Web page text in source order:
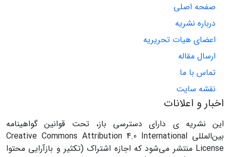
صفحه اصلی
درباره نشریه
اعضای هیات تحریریه
ارسال مقاله
تماس با ما
نقشه سایت
اخبار و اعلانات
این نشریه ی دارای دسترسی باز، تحت قوانین گواهینامه
بین‌المللی Creative Commons Attribution 4.0 International
License منتشر می‌شود که اجازه اشتراک (تکثیر و بازآرایی محتوا